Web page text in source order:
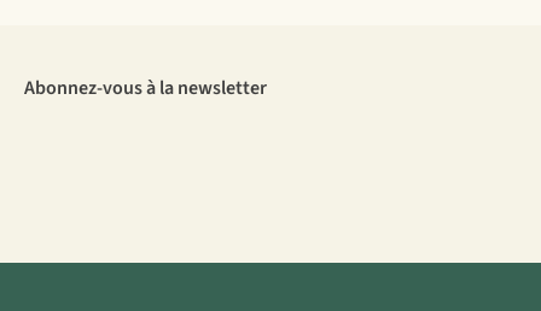
Abonnez-vous à la newsletter